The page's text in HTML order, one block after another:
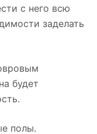
с него всю
заделать
будет
полы.